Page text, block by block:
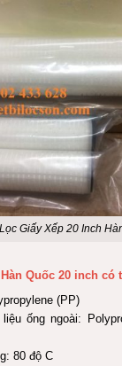
Giấy Xếp 20 Inch
Quốc 20 inch có
(PP)
ống ngoài:
80 độ C